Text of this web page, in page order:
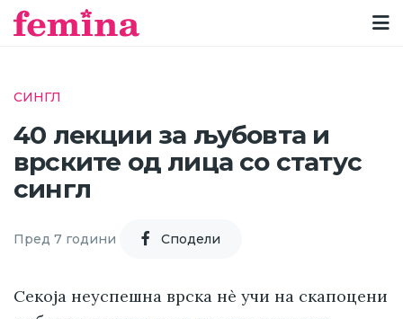
СИНГЛ
40 лекции за љубовта и
врските од лица со статус
сингл
Пред 7 години Cподели
Секоја неуспешна врска нè учи на скапоцени